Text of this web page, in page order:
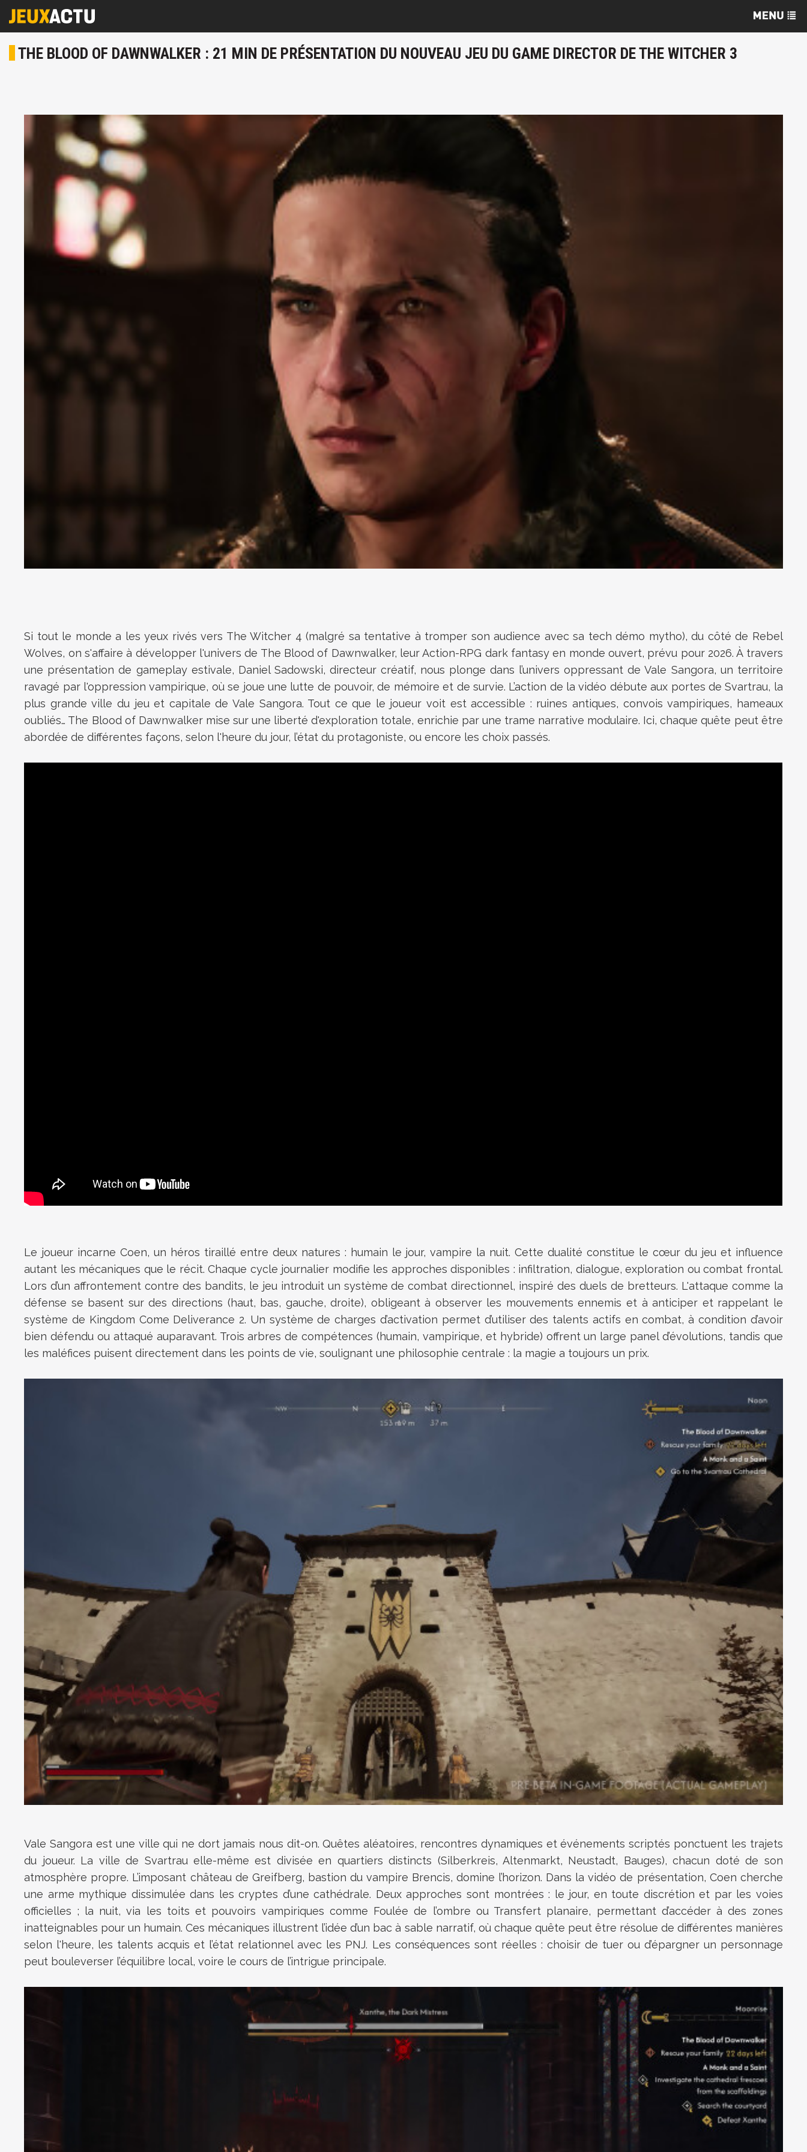
THE BLOOD OF DAWNWALKER : 21 MIN DE PRÉSENTATION DU NOUVEAU JEU DU GAME DIRECTOR DE THE WITCHER 3
Si tout le monde a les yeux rivés vers The Witcher 4 (malgré sa tentative à tromper son audience avec sa tech démo mytho), du côté de Rebel
Wolves, on s'affaire à développer l'univers de The Blood of Dawnwalker, leur Action-RPG dark fantasy en monde ouvert, prévu pour 2026. À travers
une présentation de gameplay estivale, Daniel Sadowski, directeur créatif, nous plonge dans l’univers oppressant de Vale Sangora, un territoire
ravagé par l'oppression vampirique, où se joue une lutte de pouvoir, de mémoire et de survie. L’action de la vidéo débute aux portes de Svartrau, la
plus grande ville du jeu et capitale de Vale Sangora. Tout ce que le joueur voit est accessible : ruines antiques, convois vampiriques, hameaux
oubliés… The Blood of Dawnwalker mise sur une liberté d'exploration totale, enrichie par une trame narrative modulaire. Ici, chaque quête peut être
abordée de différentes façons, selon l'heure du jour, l’état du protagoniste, ou encore les choix passés.
Le joueur incarne Coen, un héros tiraillé entre deux natures : humain le jour, vampire la nuit. Cette dualité constitue le cœur du jeu et influence
autant les mécaniques que le récit. Chaque cycle journalier modifie les approches disponibles : infiltration, dialogue, exploration ou combat frontal.
Lors d’un affrontement contre des bandits, le jeu introduit un système de combat directionnel, inspiré des duels de bretteurs. L'attaque comme la
défense se basent sur des directions (haut, bas, gauche, droite), obligeant à observer les mouvements ennemis et à anticiper et rappelant le
système de Kingdom Come Deliverance 2. Un système de charges d’activation permet d’utiliser des talents actifs en combat, à condition d’avoir
bien défendu ou attaqué auparavant. Trois arbres de compétences (humain, vampirique, et hybride) offrent un large panel d’évolutions, tandis que
les maléfices puisent directement dans les points de vie, soulignant une philosophie centrale : la magie a toujours un prix.
Vale Sangora est une ville qui ne dort jamais nous dit-on. Quêtes aléatoires, rencontres dynamiques et événements scriptés ponctuent les trajets
du joueur. La ville de Svartrau elle-même est divisée en quartiers distincts (Silberkreis, Altenmarkt, Neustadt, Bauges), chacun doté de son
atmosphère propre. L’imposant château de Greifberg, bastion du vampire Brencis, domine l’horizon. Dans la vidéo de présentation, Coen cherche
une arme mythique dissimulée dans les cryptes d’une cathédrale. Deux approches sont montrées : le jour, en toute discrétion et par les voies
officielles ; la nuit, via les toits et pouvoirs vampiriques comme Foulée de l’ombre ou Transfert planaire, permettant d’accéder à des zones
inatteignables pour un humain. Ces mécaniques illustrent l’idée d’un bac à sable narratif, où chaque quête peut être résolue de différentes manières
selon l'heure, les talents acquis et l’état relationnel avec les PNJ. Les conséquences sont réelles : choisir de tuer ou d’épargner un personnage
peut bouleverser l’équilibre local, voire le cours de l’intrigue principale.